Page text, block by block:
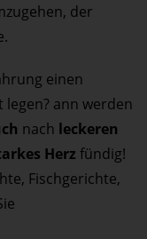
der
einen
ann werden
nach leckeren
Herz fündig!
Fischgerichte,